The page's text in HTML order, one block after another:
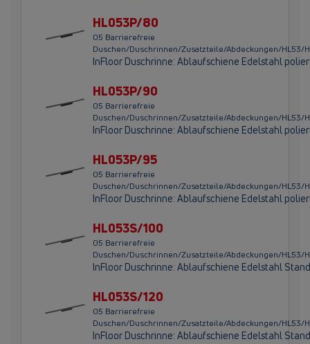
HL053P/80
05 Barrierefreie
Duschen/Duschrinnen/Zusatzteile/Abdeckungen/HL53/
InFloor Duschrinne: Ablaufschiene Edelstahl
HL053P/90
05 Barrierefreie
Duschen/Duschrinnen/Zusatzteile/Abdeckungen/HL53/
InFloor Duschrinne: Ablaufschiene Edelstahl
HL053P/95
05 Barrierefreie
Duschen/Duschrinnen/Zusatzteile/Abdeckungen/HL53/
InFloor Duschrinne: Ablaufschiene Edelstahl
HL053S/100
05 Barrierefreie
Duschen/Duschrinnen/Zusatzteile/Abdeckungen/HL53/
InFloor Duschrinne: Ablaufschiene Edelstahl
HL053S/120
05 Barrierefreie
Duschen/Duschrinnen/Zusatzteile/Abdeckungen/HL53/
InFloor Duschrinne: Ablaufschiene Edelstahl